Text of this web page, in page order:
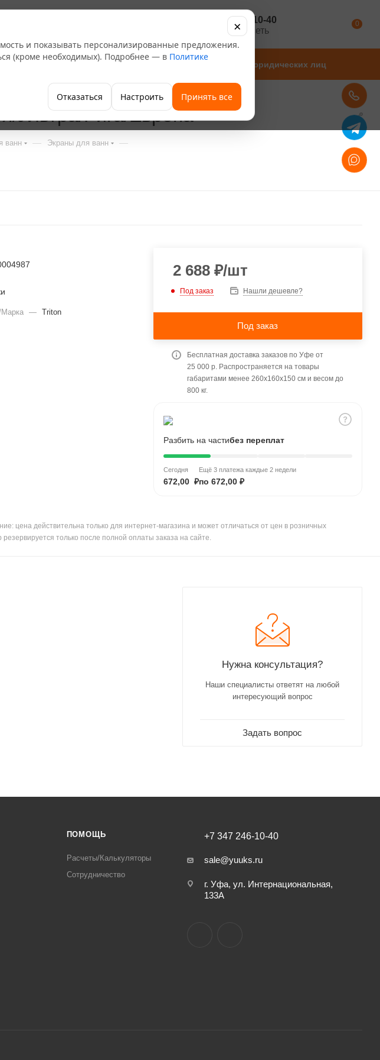
+7 347 246-10-40
розничная сеть
0
Компания Для юридических лиц
Ультра/Рига/Европа
ванн — Экраны для ванн —
Марка — Triton
2 688₽/шт
Под заказ Нашли дешевле?
Под заказ
Бесплатная доставка заказов по Уфе от
25 000 р. Распространяется на товары
габаритами менее 260x160x150 см и весом до
800 кг.
Разбить на частибез переплат
Сегодня
672,00 ₽
Ещё 3 платежа каждые 2 недели
по 672,00 ₽
цена действительна только для интернет-магазина и может отличаться от цен в розничных
резервируется только после полной оплаты заказа на сайте.
Нужна консультация?
Наши специалисты ответят на любой
интересующий вопрос
Задать вопрос
ПОМОЩЬ
Расчеты/Калькуляторы
Сотрудничество
+7 347 246-10-40
sale@yuuks.ru
г. Уфа, ул. Интернациональная,
133А
и показывать персонализированные предложения.
(кроме необходимых). Подробнее — в Политике
Отказаться Настроить Принять все
×